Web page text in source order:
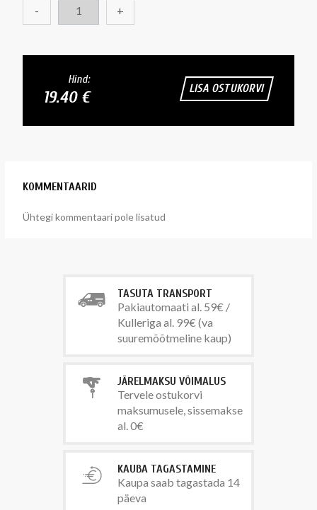
- +
Hind:
19.40 € LISA OSTUKORVI
KOMMENTAARID
Ühtegi kommentaari pole lisatud
TASUTA TRANSPORT
Pakiautomaati al. 59€ /
Kulleriga al. 99€ (va
suuremõõtmeline kaup)
JÄRELMAKSU VÕIMALUS
Tervele ostukorvi
maksumusele, sissemakse
al. 0€
KAUBA TAGASTAMINE
Kaupa saab tagastada 14
päeva